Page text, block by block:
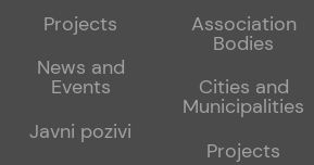
menu
Projects
News and
Events
Javni pozivi
subAssociation
Bodies
Cities and
Municipalities
Projects